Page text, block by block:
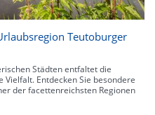
Teutoburger
Städten entfaltet die
Entdecken Sie besondere
der facettenreichsten Regionen